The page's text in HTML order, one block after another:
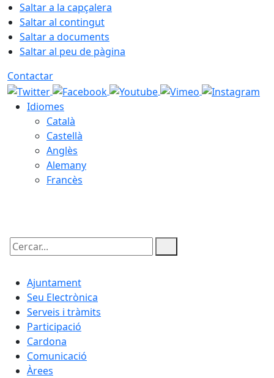
Saltar a la capçalera
Saltar al contingut
Saltar a documents
Saltar al peu de pàgina
Contactar
Idiomes
Català
Castellà
Anglès
Alemany
Francès
Cercar:
Ajuntament
Seu Electrònica
Serveis i tràmits
Participació
Cardona
Comunicació
Àrees